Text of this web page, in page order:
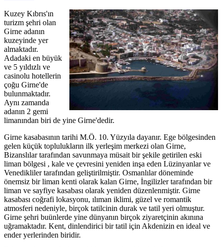
Kuzey Kıbrıs'ın
turizm şehri olan
Girne adanın
kuzeyinde yer
almaktadır.
Adadaki en büyük
ve 5 yıldızlı ve
casinolu hotellerin
çoğu Girne'de
bulunmaktadır.
Aynı zamanda
adanın 2 gemi
limanından biri de yine Girne'dedir.
Girne kasabasının tarihi M.Ö. 10. Yüzyıla dayanır. Ege bölgesinden
gelen küçük toplulukların ilk yerleşim merkezi olan Girne,
Bizanslılar tarafından savunmaya müsait bir şekile getirilen eski
liman bölgesi , kale ve çevresini yeniden inşa eden Lüzinyanlar ve
Venedikliler tarafından geliştirilmiştir. Osmanlılar döneminde
önemsiz bir liman kenti olarak kalan Girne, İngilizler tarafından bir
liman ve sayfiye kasabası olarak yeniden düzenlenmiştir. Girne
kasabası coğrafi lokasyonu, ılıman iklimi, güzel ve romantik
atmosferi nedeniyle, birçok tatilcinin durak ve tatil yeri olmuştur.
Girne şehri buünlerde yine dünyanın birçok ziyaretçinin akınına
uğramaktadır. Kent, dinlendirici bir tatil için Akdenizin en ideal ve
ender yerlerinden biridir.